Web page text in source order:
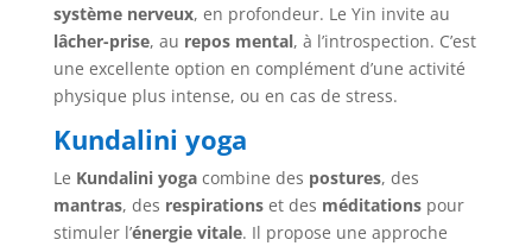
système nerveux, en profondeur. Le Yin invite au
lâcher-prise, au repos mental, à l’introspection. C’est
une excellente option en complément d’une activité
physique plus intense, ou en cas de stress.
Kundalini yoga
Le Kundalini yogacombine des postures, des
mantras, des respirationset des méditationspour
stimuler l’énergie vitale. Il propose une approche